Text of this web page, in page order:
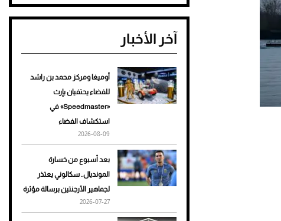
نرى المستقبل من خلال
تصميماتنا.. كيف حجزت 1886
تمنحك فخامة استثنائية
لإطلالة جريئة وعصرية
أحذية Mary Jane: ترف وأناقة
آخر الأخبار
أوميغا ومركز محمد بن راشد
للفضاء يحتفيان بإرث
«Speedmaster» في
استكشاف الفضاء
2026-08-09
بعد أسبوع من خسارة
المونديال.. سكالوني يعتذر
لجماهير الأرجنتين برسالة مؤثرة
2026-07-27